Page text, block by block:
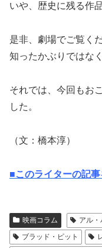
いや、歴史に残る作
是非、劇場でご覧く
知ったかぶりではな
それでは、今回もお
した。
（文：橋本淳）
■このライターの記
映画コラム アル・
ブラッド・ピット